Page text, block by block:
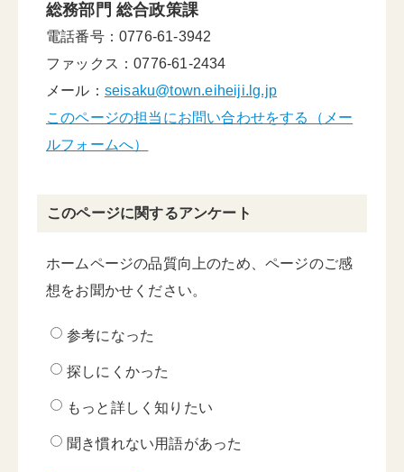
総務部門 総合政策課
電話番号：0776-61-3942
ファックス：0776-61-2434
メール： seisaku@town.eiheiji.lg.jp
このページの担当にお問い合わせをする（メー
ルフォームへ）
このページに関するアンケート
ホームページの品質向上のため、ページのご感
想をお聞かせください。
参考になった
探しにくかった
もっと詳しく知りたい
聞き慣れない用語があった